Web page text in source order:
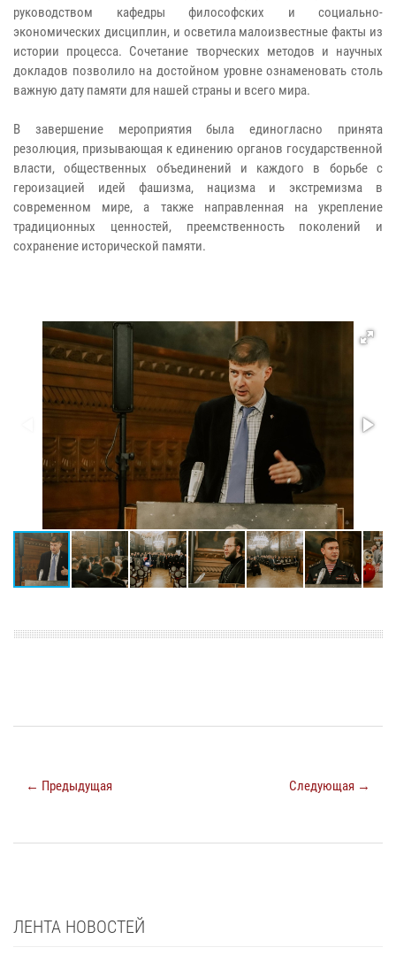
руководством кафедры философских и социально-
экономических дисциплин, и осветила малоизвестные факты из
истории процесса. Сочетание творческих методов и научных
докладов позволило на достойном уровне ознаменовать столь
важную дату памяти для нашей страны и всего мира.
В завершение мероприятия была единогласно принята
резолюция, призывающая к единению органов государственной
власти, общественных объединений и каждого в борьбе с
героизацией идей фашизма, нацизма и экстремизма в
современном мире, а также направленная на укрепление
традиционных ценностей, преемственность поколений и
сохранение исторической памяти.
← Предыдущая Следующая →
ЛЕНТА НОВОСТЕЙ